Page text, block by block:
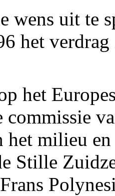
wens uit te
het
het
commissie
het milieu
Stille